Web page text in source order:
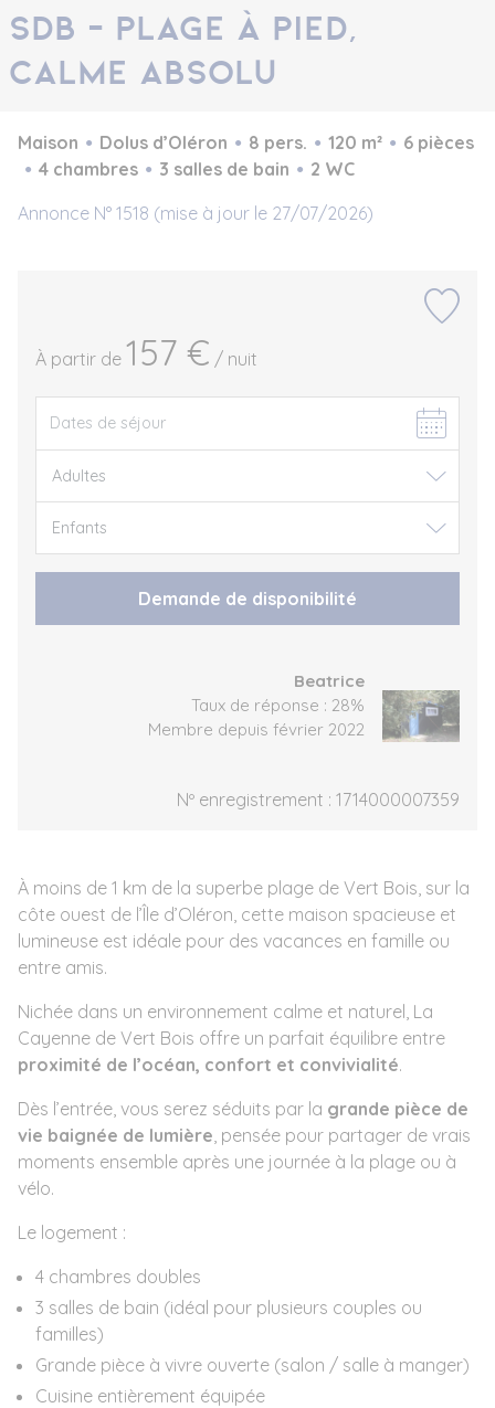
SDB – plage à pied,
calme absolu
Maison Dolus d’Oléron 8 pers. 120 m²
6 pièces
4 chambres
3 salles de bain
2 WC
Annonce N° 1518 (mise à jour le 27/07/2026)
À partir de 157 € / nuit
Demande de disponibilité
Beatrice
Taux de réponse : 28%
Membre depuis février 2022
Nº enregistrement : 1714000007359
À moins de 1 km de la superbe plage de Vert Bois, sur la
côte ouest de l’Île d’Oléron, cette maison spacieuse et
lumineuse est idéale pour des vacances en famille ou
entre amis.
Nichée dans un environnement calme et naturel, La
Cayenne de Vert Bois offre un parfait équilibre entre
proximité de l’océan, confort et convivialité.
Dès l’entrée, vous serez séduits par la grande pièce de
vie baignée de lumière , pensée pour partager de vrais
moments ensemble après une journée à la plage ou à
vélo.
Le logement :
4 chambres doubles
3 salles de bain (idéal pour plusieurs couples ou
familles)
Grande pièce à vivre ouverte (salon / salle à manger)
Cuisine entièrement équipée